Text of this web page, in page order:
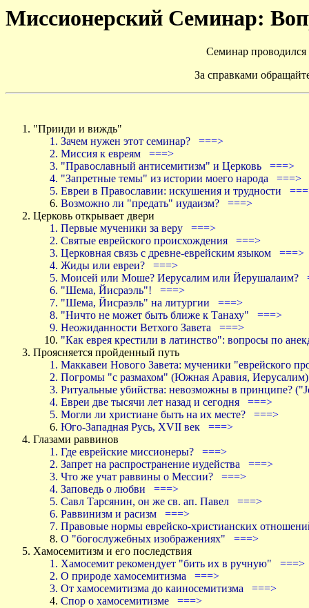
Миссионерский Семинар:
Семинар проводился
За справками
"Прииди и виждь"
Зачем нужен этот семинар? ===>
Миссия к евреям ===>
"Православный антисемитизм" и Церковь ===>
"Запретные темы" из истории моего народа ===>
Евреи в Православии: искушения и трудности
Возможно ли "предать" иудаизм? ===>
Церковь открывает двери
Первые мученики за веру ===>
Святые еврейского происхождения ===>
Церковная связь с древне-еврейским языком ===>
Жиды или евреи? ===>
Моисей или Моше? Иерусалим или Йерушалаим?
"Шема, Йисраэль"! ===>
"Шема, Йисраэль" на литургии ===>
"Ничто не может быть ближе к Танаху" ===>
Неожиданности Ветхого Завета ===>
"Как еврея крестили в латинство": вопросы по
Проясняется пройденный путь
Маккавеи Нового Завета: мученики "еврейского
Погромы "с размахом" (Южная Аравия,
Ритуальные убийства: невозможны в принципе?
Евреи две тысячи лет назад и сегодня ===>
Могли ли христиане быть на их месте? ===>
Юго-Западная Русь, ХVII век ===>
Глазами раввинов
Где еврейские миссионеры? ===>
Запрет на распространение иудейства ===>
Что же учат раввины о Мессии? ===>
Заповедь о любви ===>
Савл Тарсянин, он же св. ап. Павел ===>
Раввинизм и расизм ===>
Правовые нормы еврейско-христианских
О "богослужебных изображениях" ===>
Хамосемитизм и его последствия
Хамосемит рекомендует "бить их в ручную" ===>
О природе хамосемитизма ===>
От хамосемитизма до каиносемитизма ===>
Спор о хамосемитизме ===>